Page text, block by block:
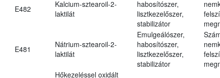
E482
Kalcium-sztearoil-2-
laktilát
habosítószer,
lisztkezelőszer,
stabilizátor
E481
Nátrium-sztearoil-2-
laktilát
Emulgeálószer,
habosítószer,
lisztkezelőszer,
stabilizátor
Hőkezeléssel oxidált